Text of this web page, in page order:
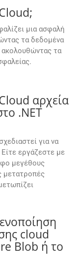
μια ασφαλή
τα δεδομένα
ακολουθώντας τα
αρχεία
.NET
για να
εργάζεστε με
μεγέθους
μετατροπές
cloud
Blob ή το